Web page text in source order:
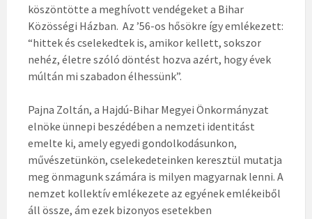
köszöntötte a meghívott vendégeket a Bihar
Közösségi Házban. Az ’56-os hősökre így emlékezett:
“hittek és cselekedtek is, amikor kellett, sokszor
nehéz, életre szóló döntést hozva azért, hogy évek
múltán mi szabadon élhessünk”.
Pajna Zoltán, a Hajdú-Bihar Megyei Önkormányzat
elnöke ünnepi beszédében a nemzeti identitást
emelte ki, amely egyedi gondolkodásunkon,
művészetünkön, cselekedeteinken keresztül mutatja
meg önmagunk számára is milyen magyarnak lenni. A
nemzet kollektív emlékezete az egyének emlékeiből
áll össze, ám ezek bizonyos esetekben